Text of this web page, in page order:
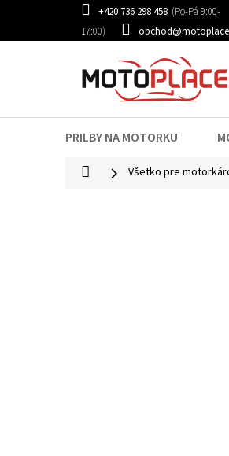
+420 736 298 458
PRILBY NA MOTORKU
DomovVšetko pre